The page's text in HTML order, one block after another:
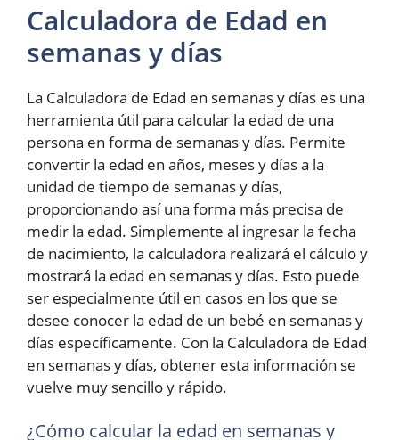
Calculadora de Edad en
semanas y días
La Calculadora de Edad en semanas y días es una
herramienta útil para calcular la edad de una
persona en forma de semanas y días. Permite
convertir la edad en años, meses y días a la
unidad de tiempo de semanas y días,
proporcionando así una forma más precisa de
medir la edad. Simplemente al ingresar la fecha
de nacimiento, la calculadora realizará el cálculo y
mostrará la edad en semanas y días. Esto puede
ser especialmente útil en casos en los que se
desee conocer la edad de un bebé en semanas y
días específicamente. Con la Calculadora de Edad
en semanas y días, obtener esta información se
vuelve muy sencillo y rápido.
¿Cómo calcular la edad en semanas y